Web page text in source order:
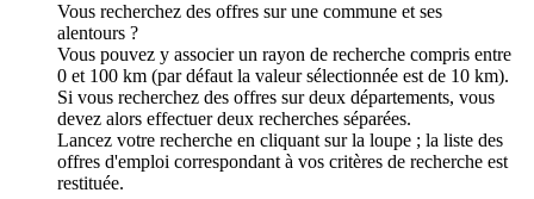
Vous recherchez des offres sur une commune et ses
alentours ?
Vous pouvez y associer un rayon de recherche compris entre
0 et 100 km (par défaut la valeur sélectionnée est de 10 km).
Si vous recherchez des offres sur deux départements, vous
devez alors effectuer deux recherches séparées.
Lancez votre recherche en cliquant sur la loupe ; la liste des
offres d'emploi correspondant à vos critères de recherche est
restituée.